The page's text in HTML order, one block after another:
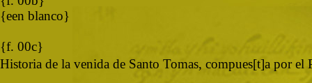
{een blanco}
{f. 00c}
Historia de la venida de Santo Tomas, compues[t]a por